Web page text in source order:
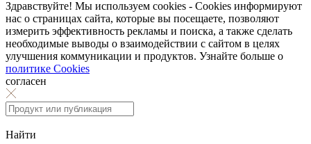
Здравствуйте! Мы используем cookies - Cookies информируют
нас о страницах сайта, которые вы посещаете, позволяют
измерить эффективность рекламы и поиска, а также сделать
необходимые выводы о взаимодействии с сайтом в целях
улучшения коммуникации и продуктов. Узнайте больше о
политике Cookies
согласен
Найти